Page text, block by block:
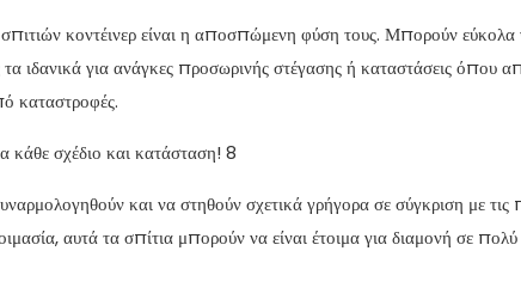
κοντέινερ είναι η αποσπώμενη φύση τους. Μπορούν εύκολα
ιδανικά για ανάγκες προσωρινής στέγασης ή καταστάσεις όπου
καταστροφές.
και να στηθούν σχετικά γρήγορα σε σύγκριση με τις
αυτά τα σπίτια μπορούν να είναι έτοιμα για διαμονή σε πολύ